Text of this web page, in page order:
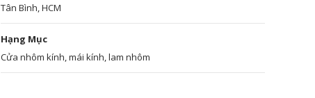
Tân Bình, HCM
Hạng Mục
Cửa nhôm kính, mái kính, lam nhôm